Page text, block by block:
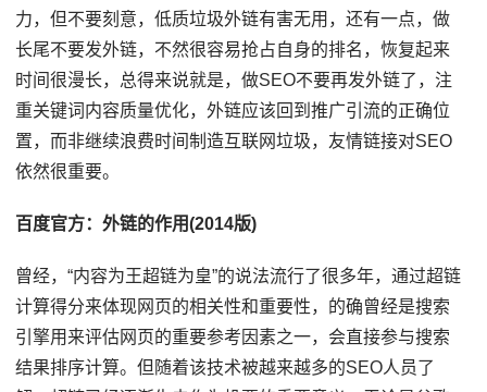
力，但不要刻意，低质垃圾外链有害无用，还有一点，做
长尾不要发外链，不然很容易抢占自身的排名，恢复起来
时间很漫长，总得来说就是，做SEO不要再发外链了，注
重关键词内容质量优化，外链应该回到推广引流的正确位
置，而非继续浪费时间制造互联网垃圾，友情链接对SEO
依然很重要。
百度官方：外链的作用(2014版)
曾经，“内容为王超链为皇”的说法流行了很多年，通过超链
计算得分来体现网页的相关性和重要性，的确曾经是搜索
引擎用来评估网页的重要参考因素之一，会直接参与搜索
结果排序计算。但随着该技术被越来越多的SEO人员了